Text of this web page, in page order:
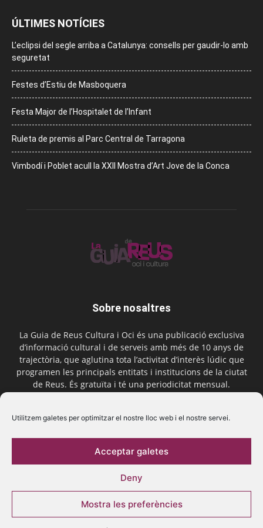
Utilitzem galetes per optimitzar el nostre lloc web i el nostre servei.
Acceptar galetes
Deny
Mostra les preferències
ÚLTIMES NOTÍCIES
L’eclipsi del segle arriba a Catalunya: consells per gaudir-lo amb
seguretat
Festes d’Estiu de Masboquera
Festa Major de l’Hospitalet de l’Infant
Ruleta de premis al Parc Central de Tarragona
Vimbodí i Poblet acull la XXII Mostra d’Art Jove de la Conca
Sobre nosaltres
La Guia de Reus Cultura i Oci és una publicació exclusiva
d’informació cultural i de serveis amb més de 10 anys de
trajectòria, que aglutina tota l’activitat d’interès lúdic que
programen les principals entitats i institucions de la ciutat
de Reus. És gratuïta i té una periodicitat mensual.
Segueix-nos